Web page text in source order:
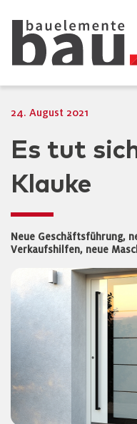
24. August 2021
Es tut
Klauke
Neue Geschäftsführung,
Verkaufshilfen, neue